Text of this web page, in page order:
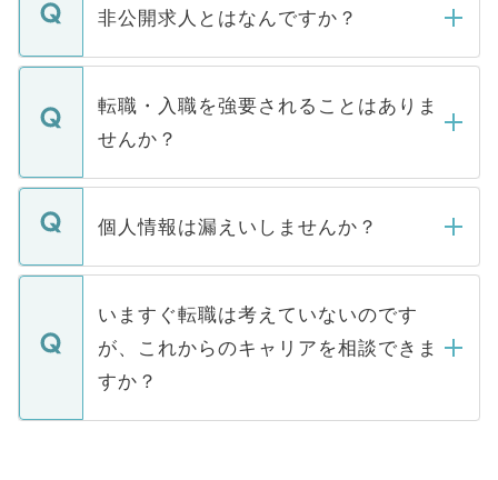
登録内容を確認し、その後メールもしくは
ます。通常、5営業日以内にはご連絡をせて
いただきますので、しばらくお待ちくださ
非公開求人とはなんですか？
マイナビDOCTORで取り扱っている求人の
うち約3割は、Webサイトからご覧いただ
けない「非公開求人」です。非公開求人は
下記の理由によって、一般には公開してい
ません。
■応募殺到を避けるため 人気のある医療機
関を公にしてしまうと、応募が殺到する場
に、医療機関が求める条件に合った人材の
みを人材紹介会社に依頼するケースが増え
ています。
転職・入職を強要されることはありま
せんか？
転職・入職を強要することは一切ありませ
ん。また、仮に応募先から内定をいただい
定を承諾する必要はありません。内定先へ
の辞退の連絡はキャリアパートナーが行い
個人情報は漏えいしませんか？
個人情報が漏えいすることはありませんの
で、ご安心ください。当サイトからの登録
などで収集したご登録者様の個人情報は、
ご本人のキャリアアップおよび転職活動の
支援を目的に使用いたします。お預かりし
ているすべての個人データはご本人の許可
いますぐ転職は考えていないのです
が、これからのキャリアを相談できま
すか？